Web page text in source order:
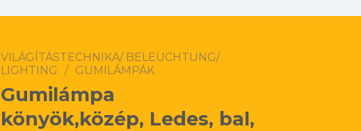
VILÁGÍTÁSTECHNIKA/ BELEUCHTUNG/
LIGHTING
/ GUMILÁMPÁK
Gumilámpa
könyök,közép, Ledes, bal,